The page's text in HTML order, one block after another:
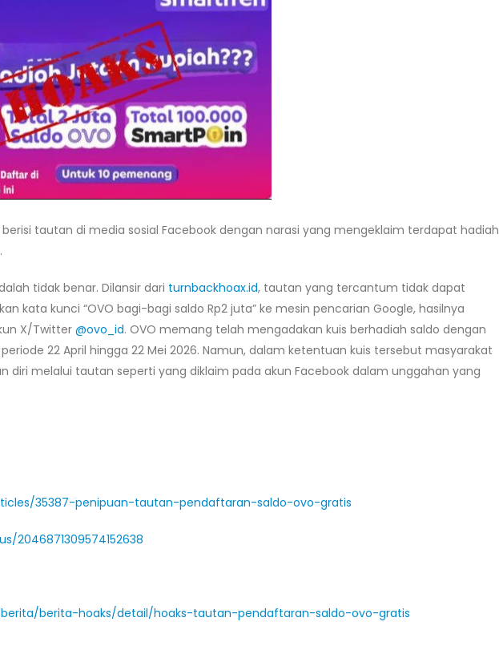
tautan di media sosial Facebook dengan narasi yang mengeklaim terdapat hadiah
tidak benar. Dilansir dari turnbackhoax.id, tautan yang tercantum tidak dapat
kata kunci “OVO bagi-bagi saldo Rp2 juta” ke mesin pencarian Google, hasilnya
X/Twitter @ovo_id. OVO memang telah mengadakan kuis berhadiah saldo dengan
22 April hingga 22 Mei 2026. Namun, dalam ketentuan kuis tersebut masyarakat
diri melalui tautan seperti yang diklaim pada akun Facebook dalam unggahan yang
35387-penipuan-tautan-pendaftaran-saldo-ovo-gratis
2046871309574152638
berita-hoaks/detail/hoaks-tautan-pendaftaran-saldo-ovo-gratis